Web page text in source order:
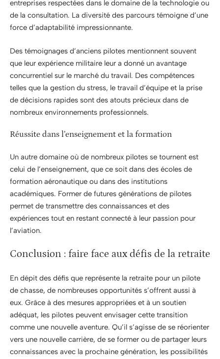
entreprises respectées dans le domaine de la technologie ou
de la consultation. La diversité des parcours témoigne d’une
force d’adaptabilité impressionnante.
Des témoignages d’anciens pilotes mentionnent souvent
que leur expérience militaire leur a donné un avantage
concurrentiel sur le marché du travail. Des compétences
telles que la gestion du stress, le travail d’équipe et la prise
de décisions rapides sont des atouts précieux dans de
nombreux environnements professionnels.
Réussite dans l’enseignement et la formation
Un autre domaine où de nombreux pilotes se tournent est
celui de l’enseignement, que ce soit dans des écoles de
formation aéronautique ou dans des institutions
académiques. Former de futures générations de pilotes
permet de transmettre des connaissances et des
expériences tout en restant connecté à leur passion pour
l’aviation.
Conclusion : faire face aux défis de la retraite
En dépit des défis que représente la retraite pour un pilote
de chasse, de nombreuses opportunités s’offrent aussi à
eux. Grâce à des mesures appropriées et à un soutien
adéquat, les pilotes peuvent envisager cette transition
comme une nouvelle aventure. Qu’il s’agisse de se réorienter
vers une nouvelle carrière, de se former ou de partager leurs
connaissances avec la prochaine génération, les possibilités